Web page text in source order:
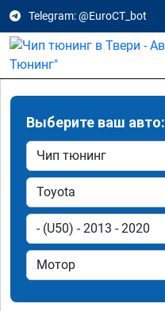
Telegram: @EuroCT_bot
Выберите ваш авто: